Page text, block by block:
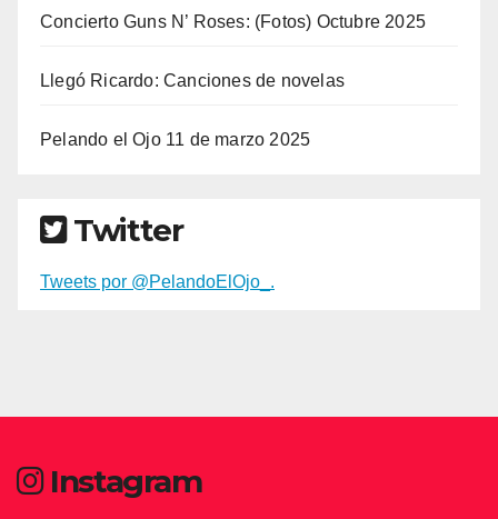
Concierto Guns N’ Roses: (Fotos) Octubre 2025
Llegó Ricardo: Canciones de novelas
Pelando el Ojo 11 de marzo 2025
Twitter
Tweets por @PelandoElOjo_.
Instagram